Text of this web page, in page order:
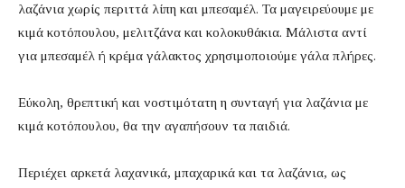
λαζάνια χωρίς περιττά λίπη και μπεσαμέλ. Τα μαγειρεύουμε με
κιμά κοτόπουλου, μελιτζάνα και κολοκυθάκια. Μάλιστα αντί
για μπεσαμέλ ή κρέμα γάλακτος χρησιμοποιούμε γάλα πλήρες.
Εύκολη, θρεπτική και νοστιμότατη η συνταγή για λαζάνια με
κιμά κοτόπουλου, θα την αγαπήσουν τα παιδιά.
Περιέχει αρκετά λαχανικά, μπαχαρικά και τα λαζάνια, ως